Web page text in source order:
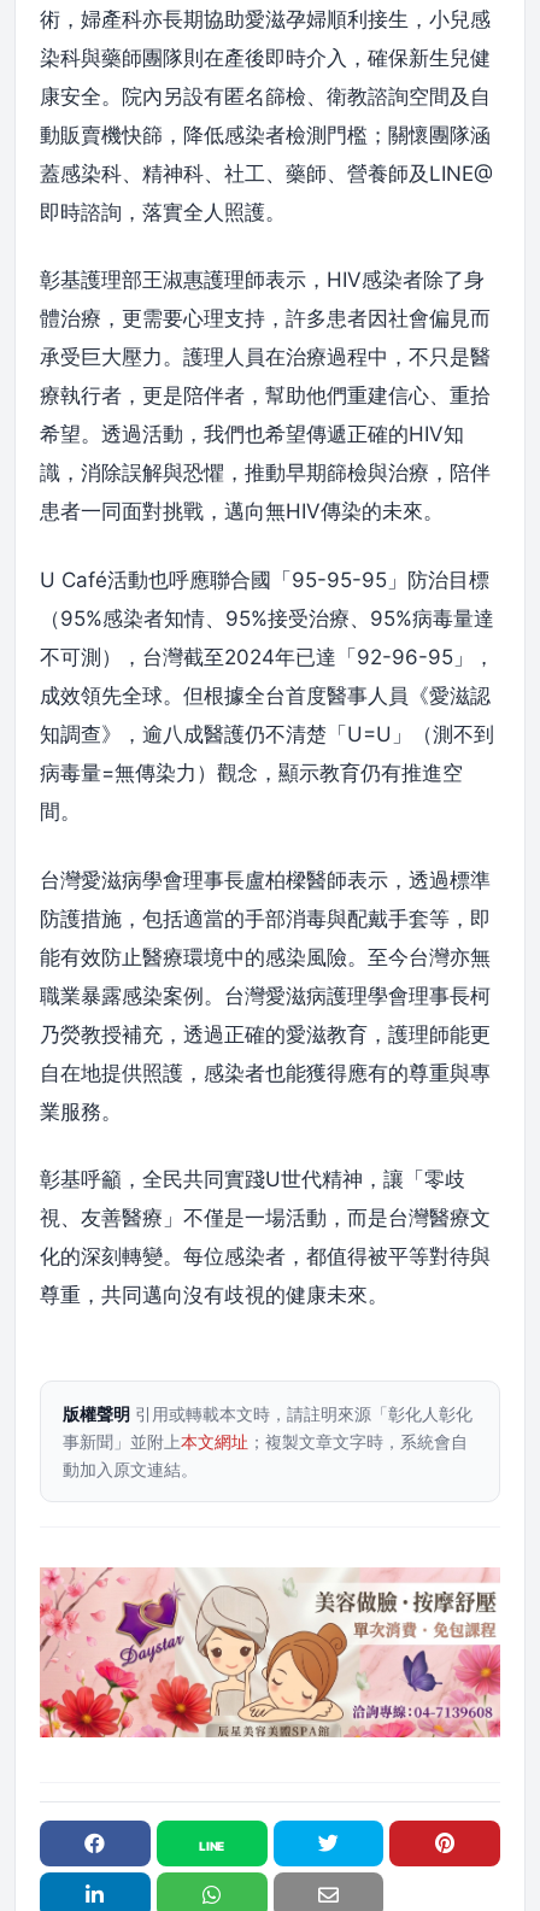
術，婦產科亦長期協助愛滋孕婦順利接生，小兒感
染科與藥師團隊則在產後即時介入，確保新生兒健
康安全。院內另設有匿名篩檢、衛教諮詢空間及自
動販賣機快篩，降低感染者檢測門檻；關懷團隊涵
蓋感染科、精神科、社工、藥師、營養師及LINE@
即時諮詢，落實全人照護。
彰基護理部王淑惠護理師表示，HIV感染者除了身
體治療，更需要心理支持，許多患者因社會偏見而
承受巨大壓力。護理人員在治療過程中，不只是醫
療執行者，更是陪伴者，幫助他們重建信心、重拾
希望。透過活動，我們也希望傳遞正確的HIV知
識，消除誤解與恐懼，推動早期篩檢與治療，陪伴
患者一同面對挑戰，邁向無HIV傳染的未來。
U Café活動也呼應聯合國「95-95-95」防治目標
（95%感染者知情、95%接受治療、95%病毒量達
不可測），台灣截至2024年已達「92-96-95」，
成效領先全球。但根據全台首度醫事人員《愛滋認
知調查》，逾八成醫護仍不清楚「U=U」（測不到
病毒量=無傳染力）觀念，顯示教育仍有推進空
間。
台灣愛滋病學會理事長盧柏樑醫師表示，透過標準
防護措施，包括適當的手部消毒與配戴手套等，即
能有效防止醫療環境中的感染風險。至今台灣亦無
職業暴露感染案例。台灣愛滋病護理學會理事長柯
乃熒教授補充，透過正確的愛滋教育，護理師能更
自在地提供照護，感染者也能獲得應有的尊重與專
業服務。
彰基呼籲，全民共同實踐U世代精神，讓「零歧
視、友善醫療」不僅是一場活動，而是台灣醫療文
化的深刻轉變。每位感染者，都值得被平等對待與
尊重，共同邁向沒有歧視的健康未來。
版權聲明 引用或轉載本文時，請註明來源「彰化人彰化
事新聞」並附上本文網址 ；複製文章文字時，系統會自
動加入原文連結。